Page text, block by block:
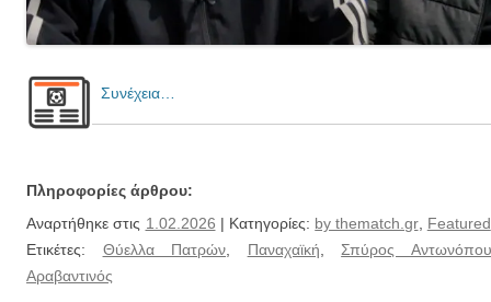
Συνέχεια…
Πληροφορίες άρθρου:
Αναρτήθηκε στις 1.02.2026 | Κατηγορίες: by thematch.gr, Featured
Ετικέτες: Θύελλα Πατρών Παναχαϊκή
Σπύρος
Αραβαντινός